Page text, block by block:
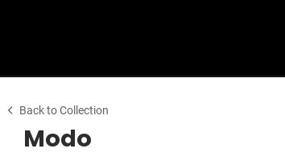
Back to Collection
Modo